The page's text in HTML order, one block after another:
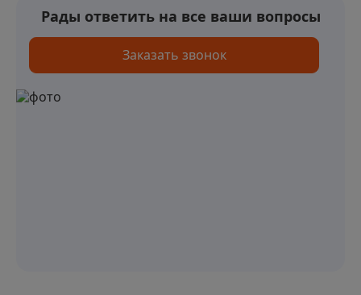
Рады ответить на все ваши вопросы
Заказать звонок